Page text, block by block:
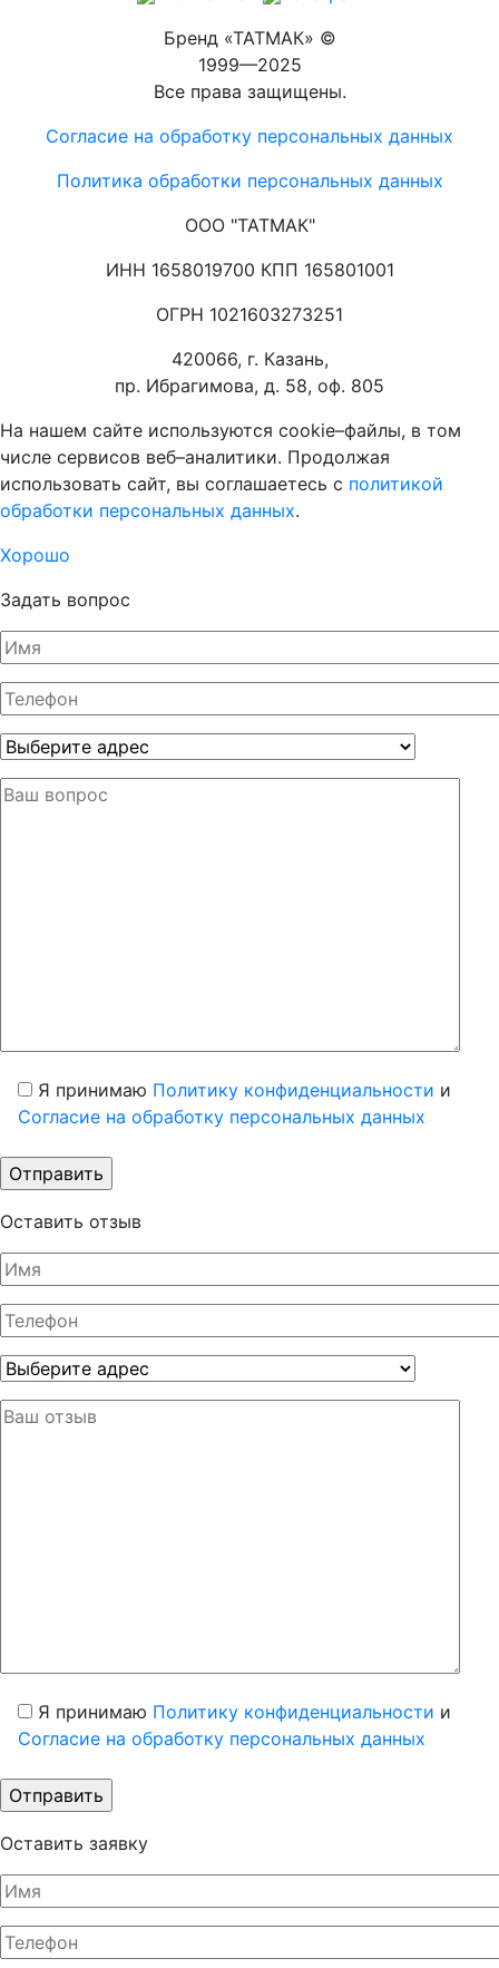
Бренд «ТАТМАК» ©
1999—2025
Все права защищены.
Согласие на обработку персональных данных
Политика обработки персональных данных
ООО "ТАТМАК"
ИНН 1658019700 КПП 165801001
ОГРН 1021603273251
420066, г. Казань,
пр. Ибрагимова, д. 58, оф. 805
На нашем сайте используются cookie–файлы, в том
числе сервисов веб–аналитики. Продолжая
использовать сайт, вы соглашаетесь с политикой
обработки персональных данных.
Хорошо
Задать вопрос
Я принимаю Политику конфиденциальности и
Согласие на обработку персональных данных
Оставить отзыв
Я принимаю Политику конфиденциальности и
Согласие на обработку персональных данных
Оставить заявку